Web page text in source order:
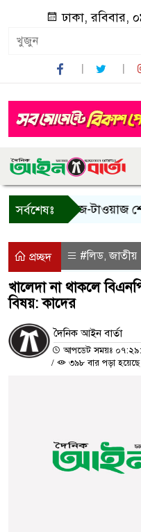
ঢাকা, রবিবার,
সর্বশেষঃ
শুধু আওয়াজ-টাওয়াজ শোনা
প্রচ্ছদ #লিড,জাতীয়
খালেদা না থাকলে
বিষয়: কাদের
দৈনিক আইন বার্তা
আপডেট সময়ঃ
/
৩৯৮ বার পড়া হয়েছে